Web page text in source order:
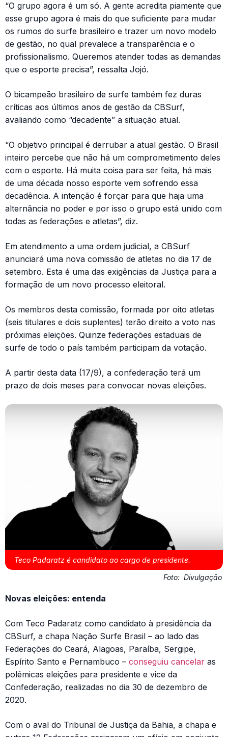
“O grupo agora é um só. A gente acredita piamente que
esse grupo agora é mais do que suficiente para mudar
os rumos do surfe brasileiro e trazer um novo modelo
de gestão, no qual prevalece a transparência e o
profissionalismo. Queremos atender todas as demandas
que o esporte precisa”, ressalta Jojó.
O bicampeão brasileiro de surfe também fez duras
críticas aos últimos anos de gestão da CBSurf,
avaliando como “decadente” a situação atual.
“O objetivo principal é derrubar a atual gestão. O Brasil
inteiro percebe que não há um comprometimento deles
com o esporte. Há muita coisa para ser feita, há mais
de uma década nosso esporte vem sofrendo essa
decadência. A intenção é forçar para que haja uma
alternância no poder e por isso o grupo está unido com
todas as federações e atletas”, diz.
Em atendimento a uma ordem judicial, a CBSurf
anunciará uma nova comissão de atletas no dia 17 de
setembro. Esta é uma das exigências da Justiça para a
formação de um novo processo eleitoral.
Os membros desta comissão, formada por oito atletas
(seis titulares e dois suplentes) terão direito a voto nas
próximas eleições. Quinze federações estaduais de
surfe de todo o país também participam da votação.
A partir desta data (17/9), a confederação terá um
prazo de dois meses para convocar novas eleições.
Teco Padaratz é candidato ao cargo de presidente.
Foto: Divulgação
Novas eleições: entenda
Com Teco Padaratz como candidato à presidência da
CBSurf, a chapa Nação Surfe Brasil – ao lado das
Federações do Ceará, Alagoas, Paraíba, Sergipe,
Espírito Santo e Pernambuco – conseguiu cancelar as
polêmicas eleições para presidente e vice da
Confederação, realizadas no dia 30 de dezembro de
2020.
Com o aval do Tribunal de Justiça da Bahia, a chapa e